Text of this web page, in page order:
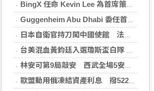
BingX 任命 Kevin Lee 為首席策略長，加速推進多資產、以用戶為核心的發展願景
Guggenheim Abu Dhabi 委任首任館長
日本自衛官持刀闖中國使館 法庭上稱促中國改變外交
台美混血黃鈞廷入選瓊斯盃白隊 榮幸披台灣戰袍
林安可第9局敲安 西武全場5安遭羅德完封
歐盟動用俄凍結資產利息 撥522億元援助烏克蘭